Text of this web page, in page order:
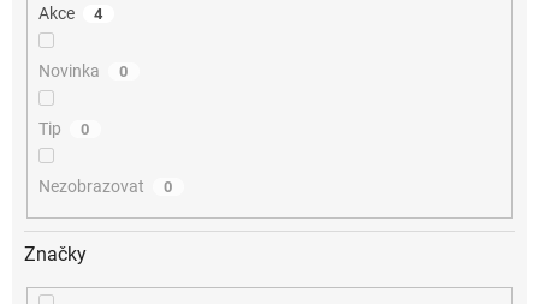
Akce 4
Novinka 0
Tip 0
Nezobrazovat 0
Značky